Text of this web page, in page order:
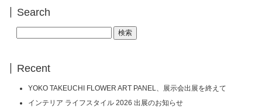
Search
Recent
YOKO TAKEUCHI FLOWER ART PANEL、展示会出展を終えて
インテリア ライフスタイル 2026 出展のお知らせ